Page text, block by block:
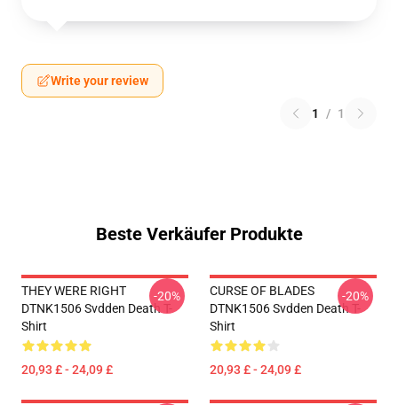
Write your review
1 / 1
Beste Verkäufer Produkte
THEY WERE RIGHT
DTNK1506 Svdden Death T-
Shirt
20,93 £ - 24,09 £
-20%
CURSE OF BLADES
DTNK1506 Svdden Death T-
Shirt
20,93 £ - 24,09 £
-20%